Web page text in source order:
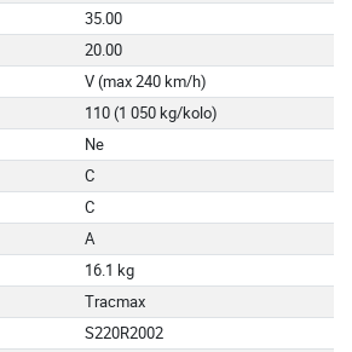
35.00
20.00
V (max 240 km/h)
110 (1 050 kg/kolo)
Ne
C
C
A
16.1 kg
Tracmax
S220R2002